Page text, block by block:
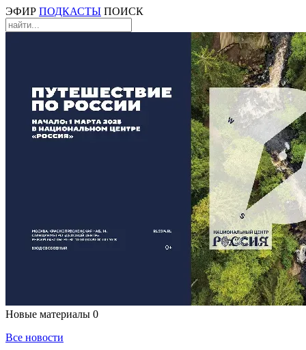
ЭФИР ПОДКАСТЫ ПОИСК
Новые материалы 0
Все новости